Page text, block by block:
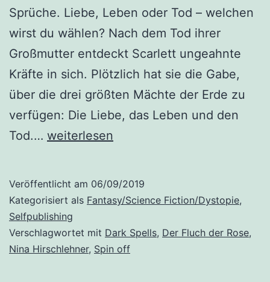
Sprüche. Liebe, Leben oder Tod – welchen
wirst du wählen? Nach dem Tod ihrer
Großmutter entdeckt Scarlett ungeahnte
Kräfte in sich. Plötzlich hat sie die Gabe,
über die drei größten Mächte der Erde zu
verfügen: Die Liebe, das Leben und den
Tod.… „Der
Rose“
von
Nina
Hirschlehner
weiterlesen
Veröffentlicht am 06/09/2019
Kategorisiert als Fantasy/Science Fiction/Dystopie,
Selfpublishing
Verschlagwortet mit Dark Spells, Der Fluch der Rose,
Nina Hirschlehner, Spin off